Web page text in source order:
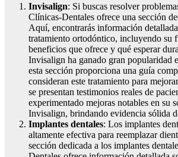
Invisalign: Si buscas resolver
Clínicas-Dentales ofrece una sección
Aquí, encontrarás información
tratamiento ortodóntico, incluyendo su
beneficios que ofrece y qué esperar
Invisalign ha ganado gran popularidad
esta sección proporciona una guía
consideran este tratamiento para
se presentan testimonios reales de
experimentado mejoras notables en su
Invisalign, brindando evidencia sólida
Implantes dentales: Los implantes
altamente efectiva para reemplazar
sección dedicada a los implantes